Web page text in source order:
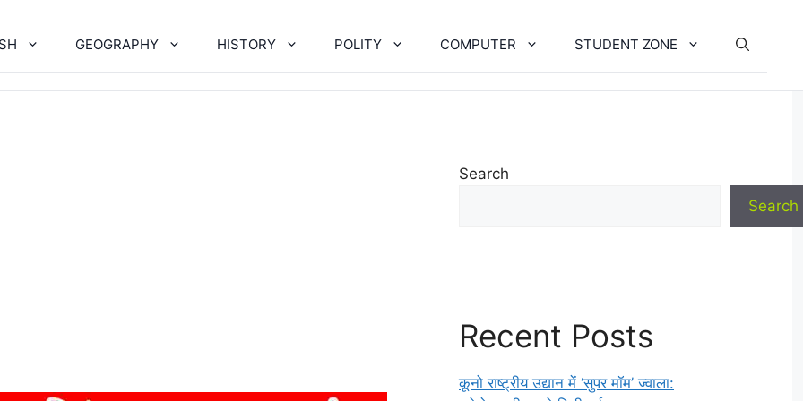
GEOGRAPHY HISTORY POLITY COMPUTER STUDENT ZONE
Search
Search
Recent Posts
कूनो राष्ट्रीय उद्यान में ‘सुपर मॉम’ ज्वाला: